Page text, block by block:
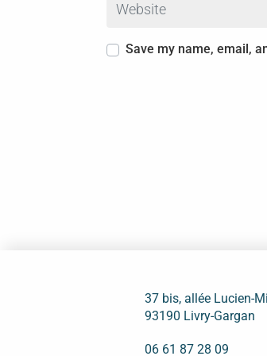
Save my name, email,
37 bis, allée Lucien-
93190 Livry-Gargan
06 61 87 28 09